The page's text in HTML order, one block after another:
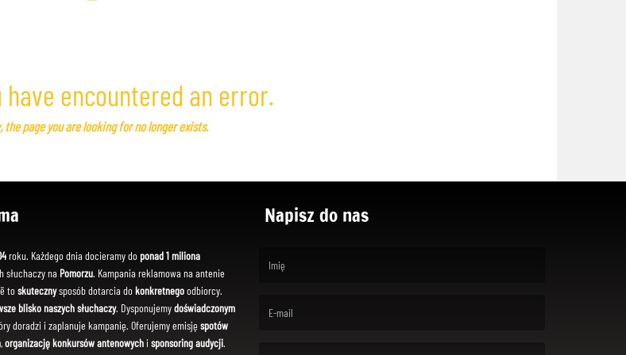
have encountered an error.
the page you are looking for no longer exists.
roku. Każdego dnia docieramy do ponad 1 miliona
słuchaczy na Pomorzu. Kampania reklamowa na antenie
toskutecznysposób dotarcia dokonkretnegoodbiorcy.
blisko naszych słuchaczy. Dysponujemydoświadczonym
doradzi i zaplanuje kampanię. Oferujemy emisję spotów
,organizację konkursów antenowychi sponsoring audycji.
Napisz do nas